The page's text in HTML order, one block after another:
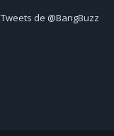
Tweets de @BangBuzz